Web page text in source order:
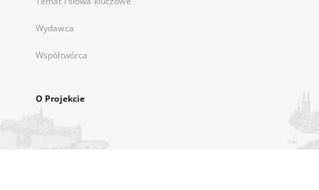
Wydawca
Współtwórca
O Projekcie